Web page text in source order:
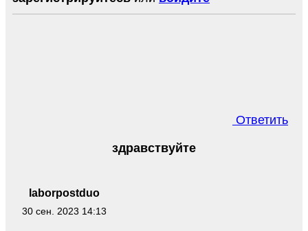
Ответить
laborpostduo
30 сен. 2023 14:13
здравствуйте